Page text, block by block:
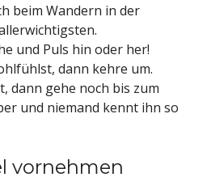
beim Wandern in der
und Puls hin oder her!
dann kehre um.
dann gehe noch bis zum
und niemand kennt ihn so
vornehmen